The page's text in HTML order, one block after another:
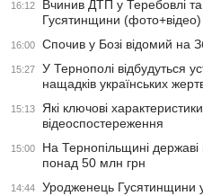
16:12
Вчинив ДТП у Теребовлі
Гусятинщини (фото+відео)
16:00 Спочив у Бозі відомий на
15:27
У Тернополі відбудуться
нащадків українських
15:13
Які ключові
відеоспостереження
15:00
На Тернопільщині
понад 50 млн грн
14:44
Уродженець Гусятинщини